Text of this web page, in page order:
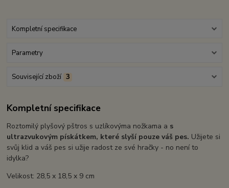
Kompletní specifikace
Parametry
Související zboží 3
Kompletní specifikace
Roztomilý plyšový pštros s uzlíkovýma nožkama a s
ultrazvukovým pískátkem, které slyší pouze váš pes. Užijete si
svůj klid a váš pes si užije radost ze své hračky - no není to
idylka?
Velikost: 28,5 x 18,5 x 9 cm